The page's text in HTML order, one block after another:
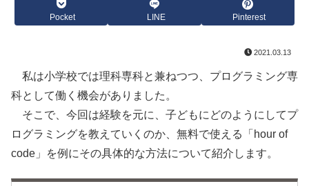
Pocket LINE Pinterest
2021.03.13
私は小学校では理科専科と兼ねつつ、プログラミング専
科として働く機会がありました。
そこで、今回は経験を元に、子どもにどのようにしてプ
ログラミングを教えていくのか、無料で使える「hour of
code」を例にその具体的な方法について紹介します。